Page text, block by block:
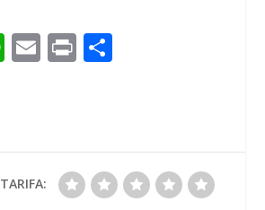
W
A
p
E Pr
ar
ti
TARIFA: